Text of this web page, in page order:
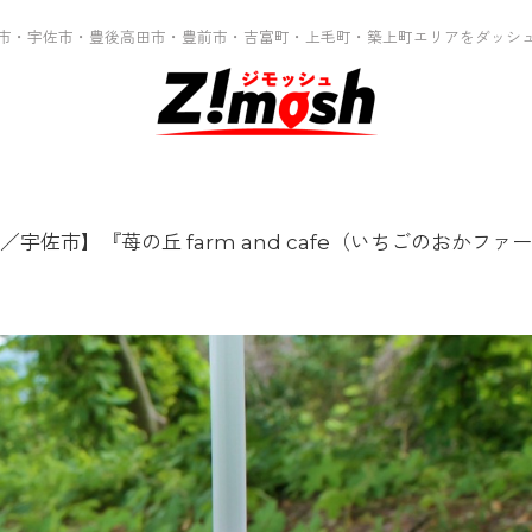
・宇佐市・豊後高田市・豊前市・吉富町・上毛町・築上町エリアをダッシ
宇佐市】『苺の丘 farm and cafe（いちごのおかファ